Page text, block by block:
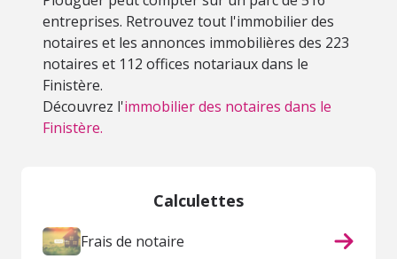
entreprises. Retrouvez tout l'immobilier des
notaires et les annonces immobilières des 223
notaires et 112 offices notariaux dans le
Finistère.
Découvrez l'immobilier des notaires dans le
Finistère.
Calculettes
Frais de notaire